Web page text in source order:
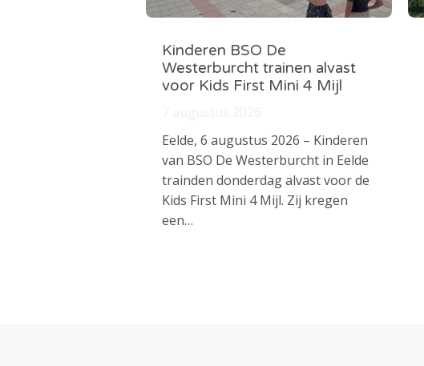
Kinderen BSO De
Westerburcht trainen alvast
voor Kids First Mini 4 Mijl
Eelde, 6 augustus 2026 – Kinderen
van BSO De Westerburcht in Eelde
trainden donderdag alvast voor de
Kids First Mini 4 Mijl. Zij kregen
een…